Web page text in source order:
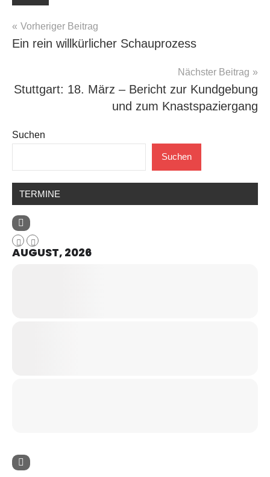
Beitragsnavigation
Vorheriger Beitrag
Ein rein willkürlicher Schauprozess
Nächster Beitrag
Stuttgart: 18. März – Bericht zur Kundgebung
und zum Knastspaziergang
Suchen
Suchen
TERMINE
AUGUST, 2026